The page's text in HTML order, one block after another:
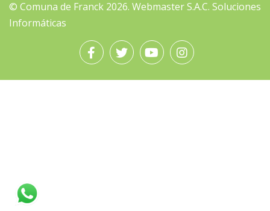
© Comuna de Franck 2026. WebmasterS.A.C. Soluciones
Informáticas